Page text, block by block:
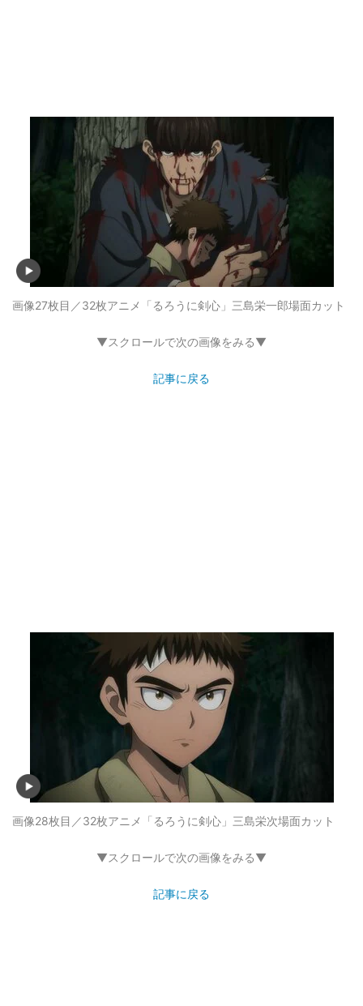
画像27枚目／32枚アニメ「るろうに剣心」三島栄一郎場面カット
▼スクロールで次の画像をみる▼
記事に戻る
画像28枚目／32枚アニメ「るろうに剣心」三島栄次場面カット
▼スクロールで次の画像をみる▼
記事に戻る